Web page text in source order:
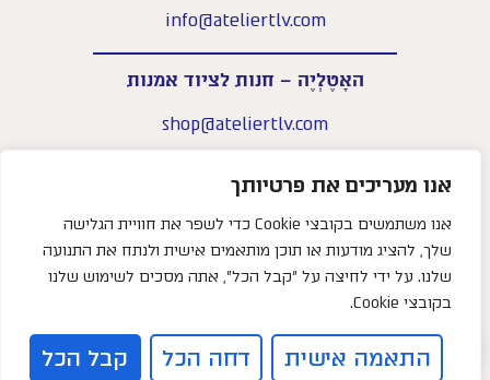
אנו מעריכים את פרטיותך
אנו משתמשים בקובצי Cookie כדי לשפר את חוויית הגלישה
שלך, להציג מודעות או תוכן מותאמים אישית ולנתח את התנועה
שלנו. על ידי לחיצה על "קבל הכל", אתה מסכים לשימוש שלנו
בקובצי Cookie.
התאמה אישית דחה הכל קבל הכל
info@ateliertlv.com
האָטֶלְיֶה – חנות לציוד אמנות
shop@ateliertlv.com
א׳–ה׳: 09:00-18:00
טלפון –052-5833131